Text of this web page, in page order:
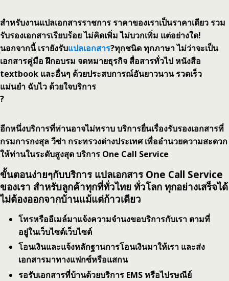
สำหรับงานแปลเอกสารราชการ ราคาของเราเป็นราคาเดียว รวม
รับรองเอกสารเรียบร้อย ไม่คิดเพิ่ม ไม่บวกเพิ่ม แต่อย่างใด!
นอกจากนี้ เรายังรับแปลเอกสาร?ทุกชนิด ทุกภาษา ไม่ว่าจะเป็น
เอกสารคู่มือ ฝึกอบรม จดหมายธุรกิจ สื่อสารทั่วไป หนังสือ
textbook และอื่นๆ ด้วยประสบการณ์อันยาวนาน รวดเร็ว
แม่นยำ ฉับไว ด้วยใจบริการ
?
อีกหนึ่งบริการที่ท่านอาจไม่ทราบ บริการยื่นเรื่องรับรองเอกสารที่
กรมการกงสุล วีซ่า กระทรวงต่างประเทศ เพื่ออำนวยความสะดวก
ให้ท่านในระดับสูงสุด บริการ One Call Service
ขั้นตอนง่ายๆกับบริการ แปลเอกสาร One Call Service
ของเรา สำหรับลูกค้าทุกที่ทั่วไทย ทั่วโลก ทุกอย่างเสร็จได้
ไม่ต้องออกจากบ้านแม้แต่ก้าวเดียว
โทรหรืออีเมล์มาแจ้งความจำนงขอบริการกับเรา ตามที่
อยู่ในเว็บไซต์เว็บไซต์
โอนเงินและแจ้งหลักฐานการโอนเงินมาให้เรา และส่ง
เอกสารมาทางแฟกซ์หรือแสกน
รอรับเอกสารที่บ้านด้วยบริการ EMS หรือไปรษณีย์